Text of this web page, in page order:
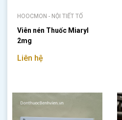
HOOCMON - NỘI TIẾT TỐ
Viên nén Thuốc Miaryl
2mg
Liên hệ